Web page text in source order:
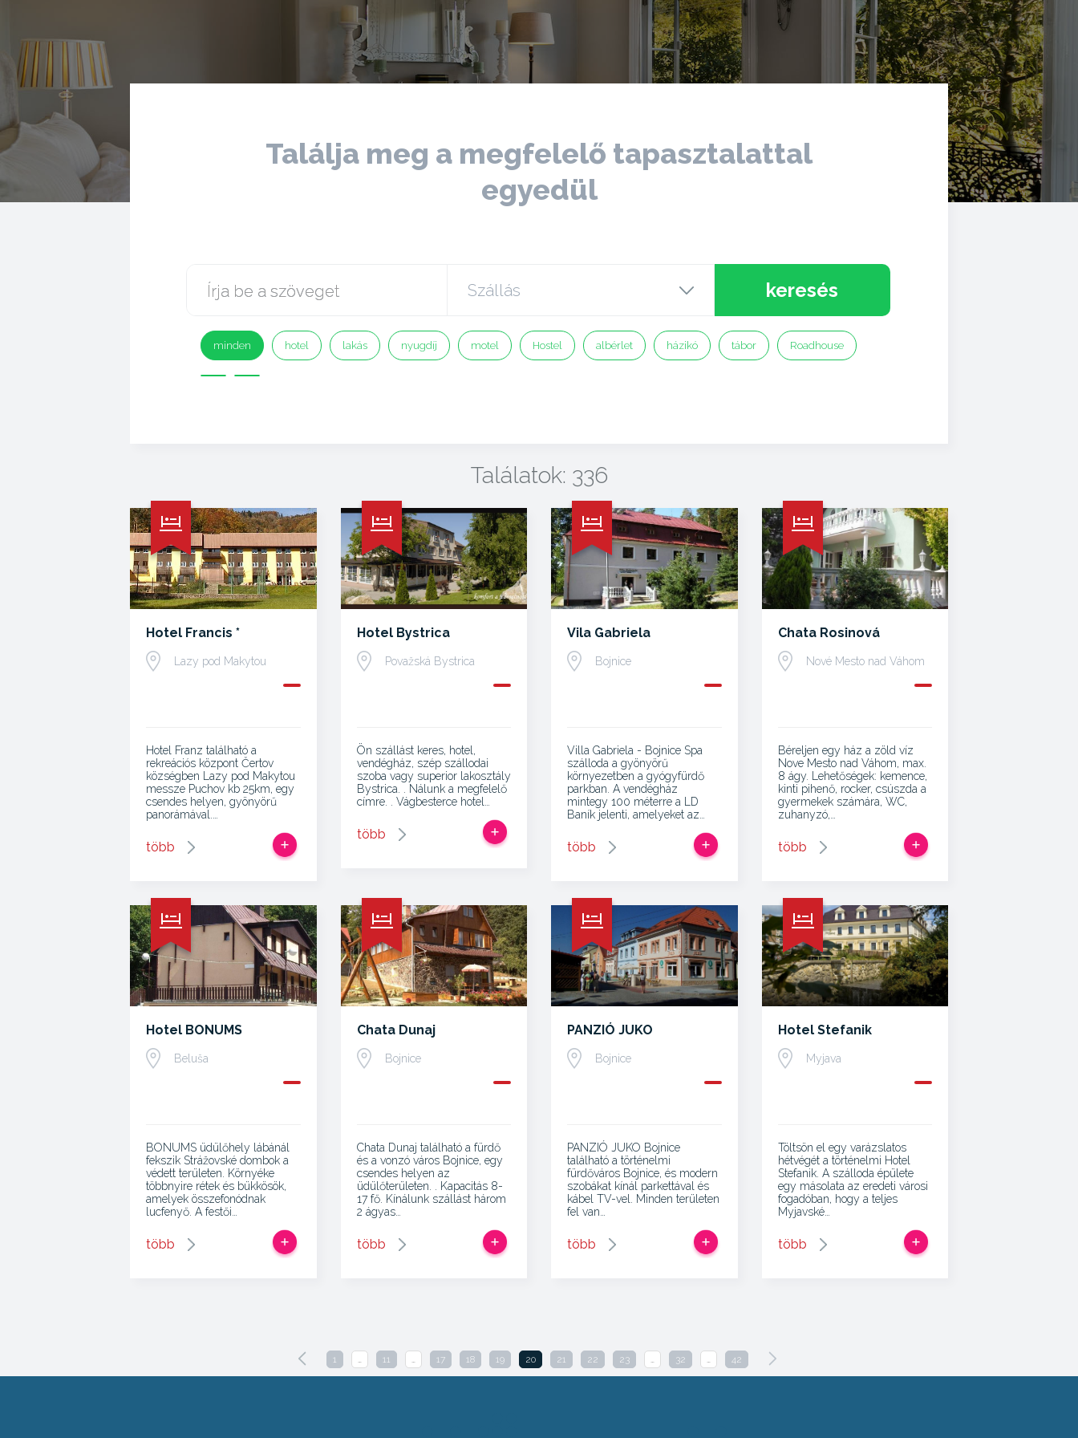
Találja meg a megfelelő tapasztalattal
egyedül
keresés
minden hotel lakás nyugdíj motel Hostel albérlet házikó tábor Roadhouse
Találatok: 336
Hotel Francis *
Lazy pod Makytou
Hotel Franz található a
rekreációs központ Čertov
községben Lazy pod Makytou
messze Puchov kb 25km, egy
csendes helyen, gyönyörű
panorámával.…
több
Hotel Bystrica
Považská Bystrica
Ön szállást keres, hotel,
vendégház, szép szállodai
szoba vagy superior lakosztály
Bystrica. . Nálunk a megfelelő
címre. . Vágbesterce hotel…
több
Vila Gabriela
Bojnice
Villa Gabriela - Bojnice Spa
szálloda a gyönyörű
környezetben a gyógyfürdő
parkban. A vendégház
mintegy 100 méterre a LD
Baník jelenti, amelyeket az…
több
Chata Rosinová
Nové Mesto nad Váhom
Béreljen egy ház a zöld víz
Nove Mesto nad Váhom, max.
8 ágy. Lehetőségek: kemence,
kinti pihenő, rocker, csúszda a
gyermekek számára, WC,
zuhanyzó,…
több
Hotel BONUMS
Beluša
BONUMS üdülőhely lábánál
fekszik Strážovské dombok a
védett területen. Környéke
többnyire rétek és bükkösök,
amelyek összefonódnak
lucfenyő. A festői…
több
Chata Dunaj
Bojnice
Chata Dunaj található a fürdő
és a vonzó város Bojnice, egy
csendes helyen az
üdülőterületen. . Kapacitás 8-
17 fő. Kínálunk szállást három
2 ágyas…
több
PANZIÓ JUKO
Bojnice
PANZIÓ JUKO Bojnice
található a történelmi
fürdőváros Bojnice, és modern
szobákat kínál parkettával és
kábel TV-vel. Minden területen
fel van…
több
Hotel Stefanik
Myjava
Töltsön el egy varázslatos
hétvégét a történelmi Hotel
Stefanik. A szálloda épülete
egy másolata az eredeti városi
fogadóban, hogy a teljes
Myjavské…
több
1 … 11 … 17 18 19 20 21 22 23 … 32 … 42